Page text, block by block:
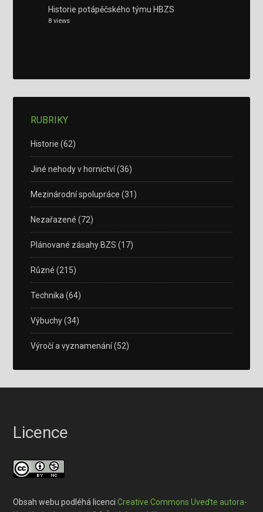
Historie potápěčského týmu HBZS
8 views
RUBRIKY
Historie (62)
Jiné nehody v hornictví(36)
Mezinárodní spolupráce (31)
Nezařazené (72)
Plánované zásahy BZS (17)
Různé (215)
Technika (64)
Výbuchy(34)
Výročí a vyznamenání(52)
Licence
Obsah webu podléhá licenciCreative Commons Uveďte autora-